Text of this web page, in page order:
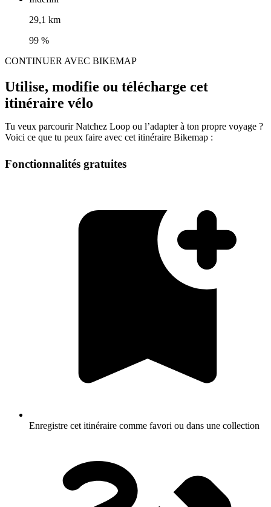
29,1 km
99 %
CONTINUER AVEC BIKEMAP
Utilise, modifie ou télécharge cet
itinéraire vélo
Tu veux parcourir Natchez Loop ou l’adapter à ton propre voyage ?
Voici ce que tu peux faire avec cet itinéraire Bikemap :
Fonctionnalités gratuites
Enregistre cet itinéraire comme favori ou dans une collection